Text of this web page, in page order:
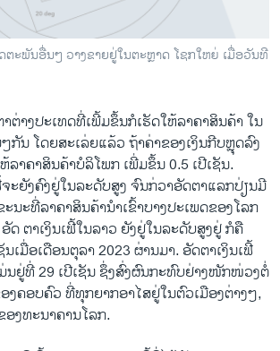
ຕະພັນອື່ນໆ ວາງຂາຍຢູ່ໃນຕະຫຼາດ ໂຊກໃຫຍ່ ເມື່ອວັນທີ
ຕ່າງປະເທດທີ່ເພີ້ມຂຶ້ນກໍເຮັດໃຫ້ລາຄາສິນຄ້າ ໃນ
ກັນ ໂດຍສະເລ່ຍແລ້ວ ຖ້າຄ່າຂອງເງິນກີບຫຼຸດລົງ
ລາຄາສິນຄ້າບໍລິໂພກ ເພີ່ມຂຶ້ນ 0.5 ເປີເຊັນ.
ະຍັງຄົງຢູ່ໃນລະດັບສູງ ຈົນກ່ວາອັດຕາແລກປ່ຽນມີ
ນະທີ່ລາຄາສິນຄ້ານຳເຂົ້າບາງປະເພດຂອງໂລກ
ຕາເງິນເຟີ້ໃນລາວ ຍັງຢູ່ໃນລະດັບສູງຢູ່ ກໍຄື
ນເມື່ອເດືອນຕຸລາ 2023 ຜ່ານມາ. ອັດຕາເງິນເຟີ້
ນຢູ່ທີ່ 29 ເປີເຊັນ ຊຶ່ງສົ່ງຜົນກະທົບຢ່າງໜັກໜ່ວງຕໍ່
ງຄອບຄົວ ທີ່ທຸກຍາກອາໄສຢູ່ໃນຕົວເມືອງຕ່າງໆ,
ງທະນາຄານໂລກ.